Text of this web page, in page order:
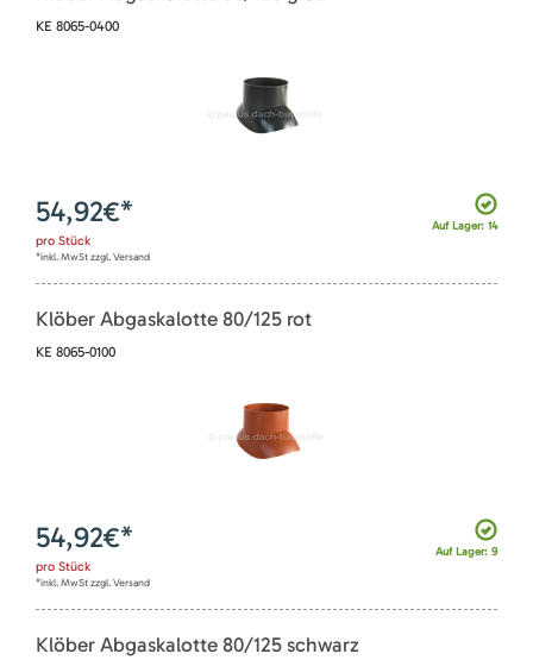
KE 8065-0400
Auf Lager: 14
54,92€*
pro Stück
*inkl. MwSt zzgl. Versand
Klöber Abgaskalotte 80/125 rot
KE 8065-0100
Auf Lager: 9
54,92€*
pro Stück
*inkl. MwSt zzgl. Versand
Klöber Abgaskalotte 80/125 schwarz